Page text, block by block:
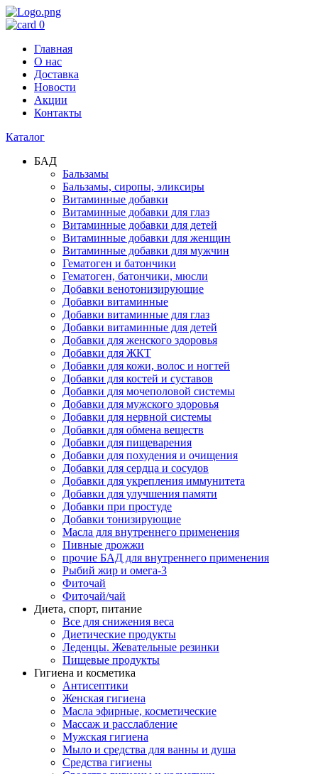
0
Главная
О нас
Доставка
Новости
Акции
Контакты
Каталог
БАД
Бальзамы
Бальзамы, сиропы, эликсиры
Витаминные добавки
Витаминные добавки для глаз
Витаминные добавки для детей
Витаминные добавки для женщин
Витаминные добавки для мужчин
Гематоген и батончики
Гематоген, батончики, мюсли
Добавки венотонизирующие
Добавки витаминные
Добавки витаминные для глаз
Добавки витаминные для детей
Добавки для женского здоровья
Добавки для ЖКТ
Добавки для кожи, волос и ногтей
Добавки для костей и суставов
Добавки для мочеполовой системы
Добавки для мужского здоровья
Добавки для нервной системы
Добавки для обмена веществ
Добавки для пищеварения
Добавки для похудения и очищения
Добавки для сердца и сосудов
Добавки для укрепления иммунитета
Добавки для улучшения памяти
Добавки при простуде
Добавки тонизирующие
Масла для внутреннего применения
Пивные дрожжи
прочие БАД для внутреннего применения
Рыбий жир и омега-3
Фиточай
Фиточай/чай
Диета, спорт, питание
Все для снижения веса
Диетические продукты
Леденцы. Жевательные резинки
Пищевые продукты
Гигиена и косметика
Антисептики
Женская гигиена
Масла эфирные, косметические
Массаж и расслабление
Мужская гигиена
Мыло и средства для ванны и душа
Средства гигиены